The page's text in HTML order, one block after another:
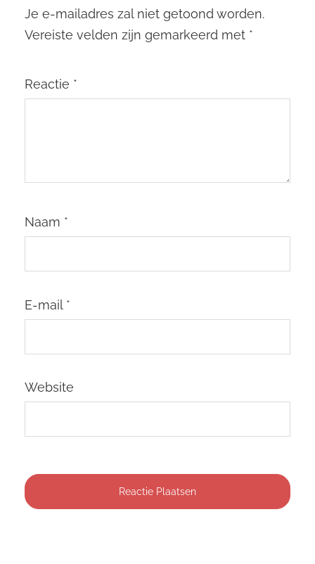
Je e-mailadres zal niet getoond worden.
Vereiste velden zijn gemarkeerd met *
Reactie *
Naam *
E-mail *
Website